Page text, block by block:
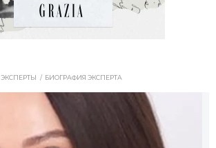
ЭКСПЕРТЫ БИОГРАФИЯ ЭКСПЕРТА